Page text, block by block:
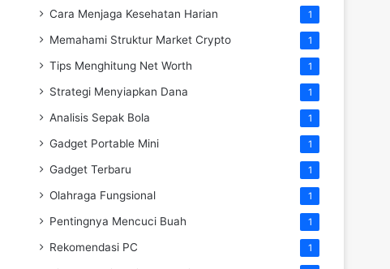
Cara Menjaga Kesehatan Harian 1
Memahami Struktur Market Crypto 1
Tips Menghitung Net Worth 1
Strategi Menyiapkan Dana 1
Analisis Sepak Bola 1
Gadget Portable Mini 1
Gadget Terbaru 1
Olahraga Fungsional 1
Pentingnya Mencuci Buah 1
Rekomendasi PC 1